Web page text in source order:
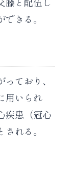
きる。
ており、
用いられ
疾患（冠心
れる。